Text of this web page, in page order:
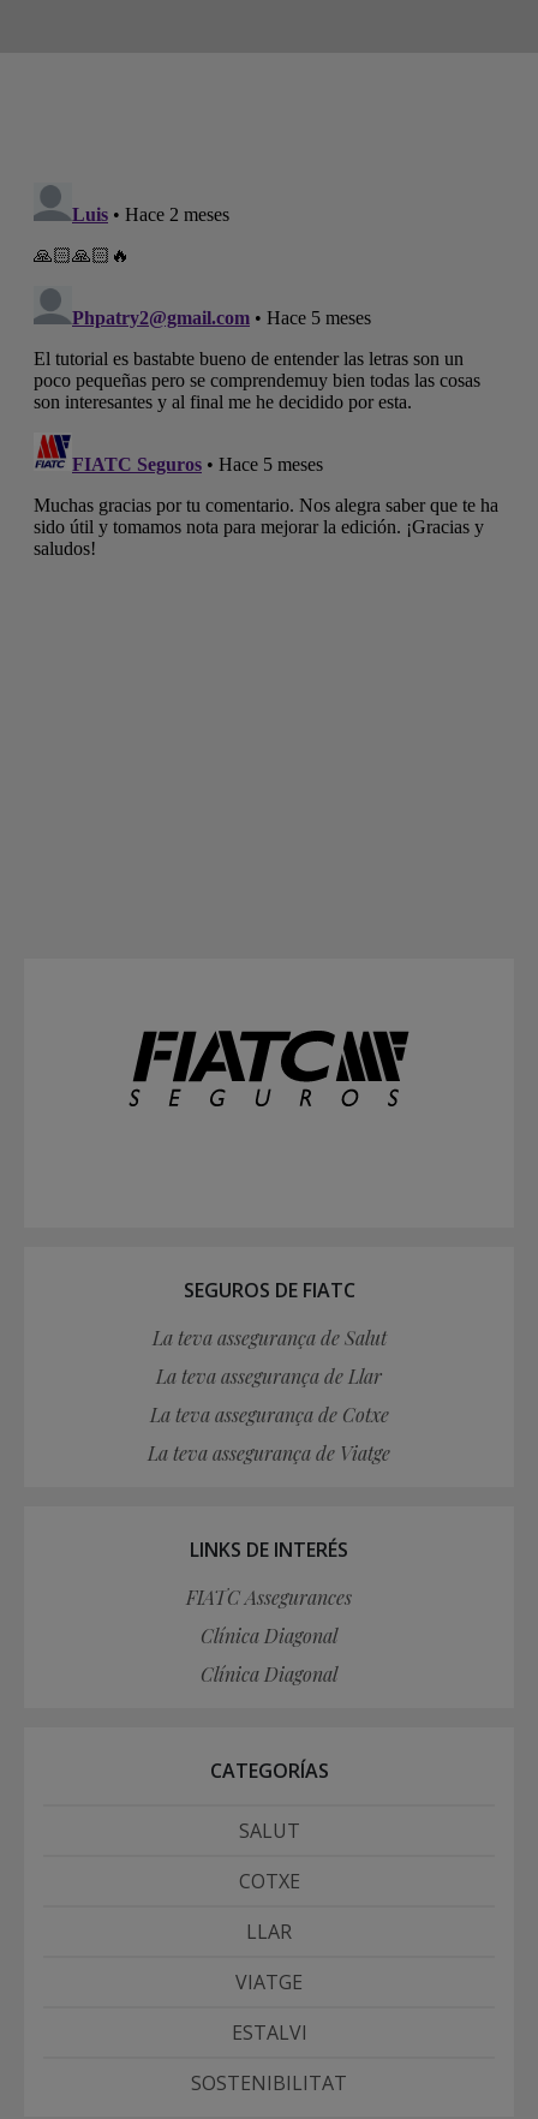
SEGUROS DE FIATC
La teva assegurança de Salut
La teva assegurança de Llar
La teva assegurança de Cotxe
La teva assegurança de Viatge
LINKS DE INTERÉS
FIATC Assegurances
Clínica Diagonal
Clínica Diagonal
CATEGORÍAS
SALUT
COTXE
LLAR
VIATGE
ESTALVI
SOSTENIBILITAT